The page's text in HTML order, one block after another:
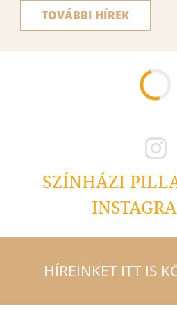
TOVÁBBI HÍREK
SZÍNHÁZI
HÍREINKET ITT IS